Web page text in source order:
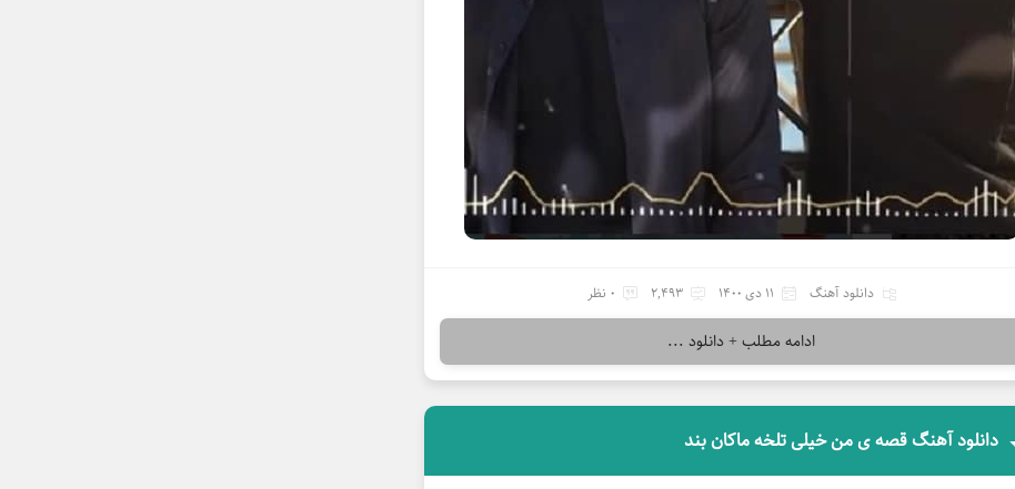
دانلود آهنگ 11 دی 1400 2,493 0 نظر
ادامه مطلب + دانلود ...
دانلود آهنگ قصه ی من خیلی تلخه ماکان بند